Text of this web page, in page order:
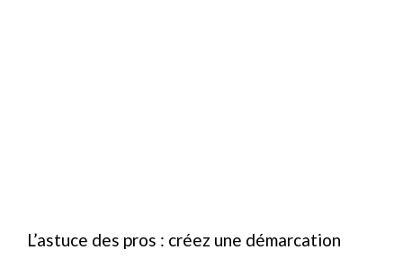
L’astuce des pros : créez une démarcation